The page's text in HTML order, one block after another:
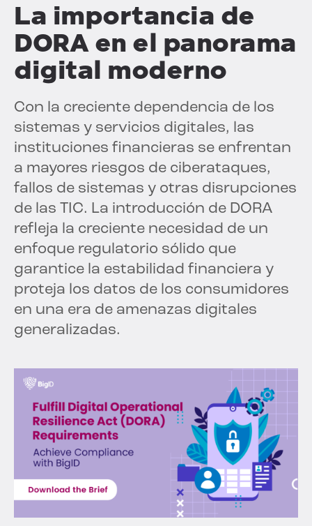
La importancia de
DORA en el panorama
digital moderno
Con la creciente dependencia de los
sistemas y servicios digitales, las
instituciones financieras se enfrentan
a mayores riesgos de ciberataques,
fallos de sistemas y otras disrupciones
de las TIC. La introducción de DORA
refleja la creciente necesidad de un
enfoque regulatorio sólido que
garantice la estabilidad financiera y
proteja los datos de los consumidores
en una era de amenazas digitales
generalizadas.